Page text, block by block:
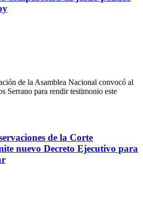
de la Asamblea Nacional convocó al
Serrano para rendir testimonio este
de la Corte
nuevo Decreto Ejecutivo para